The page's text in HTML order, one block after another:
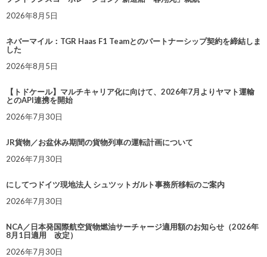
2026年8月5日
ネバーマイル：TGR Haas F1 Teamとのパートナーシップ契約を締結しま
した
2026年8月5日
【トドケール】マルチキャリア化に向けて、2026年7月よりヤマト運輸
とのAPI連携を開始
2026年7月30日
JR貨物／お盆休み期間の貨物列車の運転計画について
2026年7月30日
にしてつドイツ現地法人 シュツットガルト事務所移転のご案内
2026年7月30日
NCA／日本発国際航空貨物燃油サーチャージ適用額のお知らせ（2026年
8月1日適用 改定）
2026年7月30日